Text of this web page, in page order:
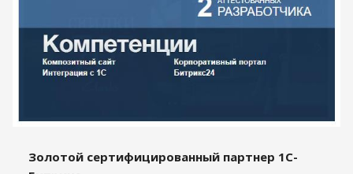
Золотой сертифицированный партнер 1С-